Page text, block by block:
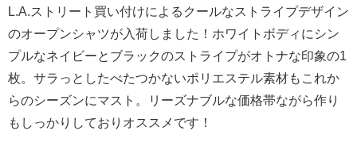
L.A.ストリート買い付けによるクールなストライプデザイン
のオープンシャツが入荷しました！ホワイトボディにシン
プルなネイビーとブラックのストライプがオトナな印象の1
枚。サラっとしたべたつかないポリエステル素材もこれか
らのシーズンにマスト。リーズナブルな価格帯ながら作り
もしっかりしておりオススメです！